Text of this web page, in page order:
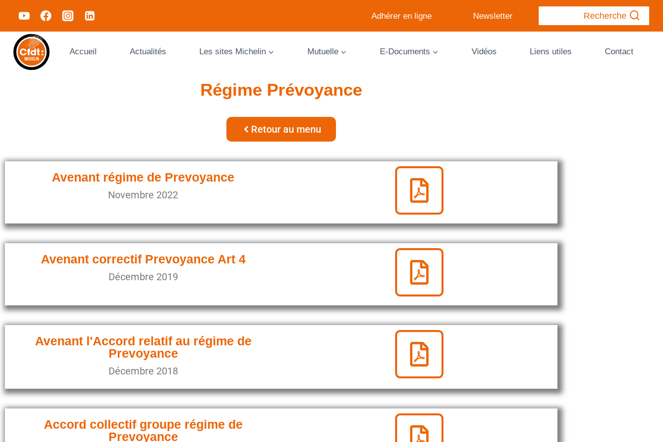
Adhérer en ligne Newsletter Recherche
Accueil Actualités Les sites Michelin Mutuelle E-Documents Vidéos Liens utiles Contact
Régime Prévoyance
Retour au menu
Avenant régime de Prevoyance
Novembre 2022
Avenant correctif Prevoyance Art 4
Décembre 2019
Avenant l'Accord relatif au régime de
Prevoyance
Décembre 2018
Accord collectif groupe régime de
Prevoyance